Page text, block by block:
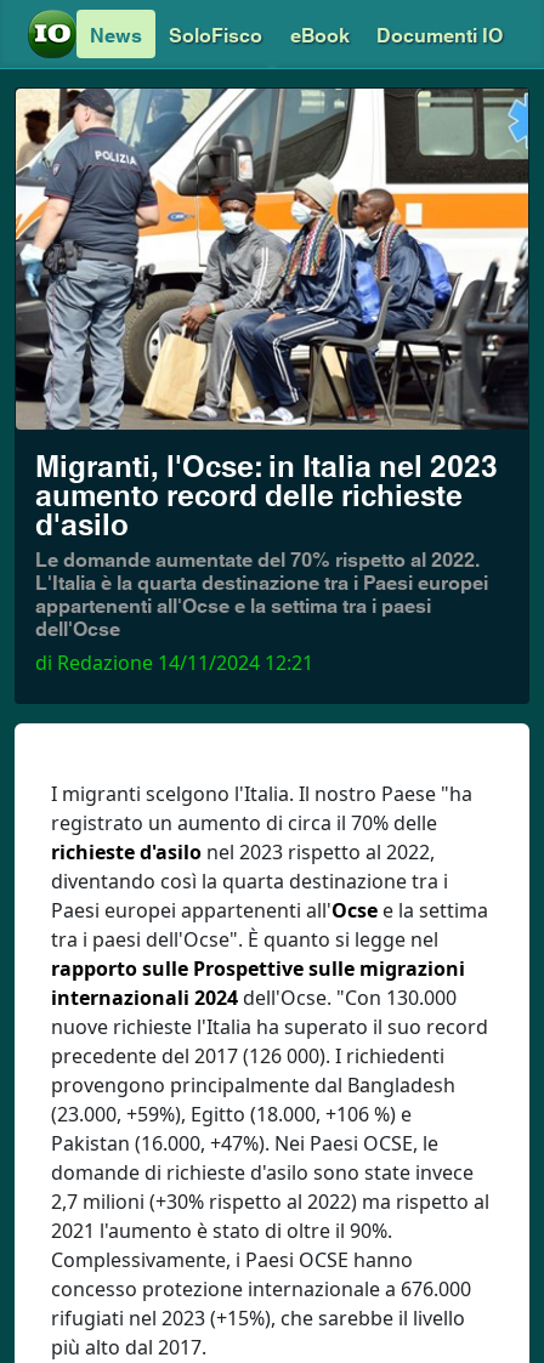
News SoloFisco eBook Documenti IO
Migranti, l'Ocse: in Italia nel 2023
aumento record delle richieste
d'asilo
Le domande aumentate del 70% rispetto al 2022.
L'Italia è la quarta destinazione tra i Paesi europei
appartenenti all'Ocse e la settima tra i paesi
dell'Ocse
di Redazione 14/11/2024 12:21
I migranti scelgono l'Italia. Il nostro Paese "ha
registrato un aumento di circa il 70% delle
richieste d'asilo nel 2023 rispetto al 2022,
diventando così la quarta destinazione tra i
Paesi europei appartenenti all'Ocse e la settima
tra i paesi dell'Ocse". È quanto si legge nel
rapporto sulle Prospettive sulle migrazioni
internazionali 2024dell'Ocse. "Con 130.000
nuove richieste l'Italia ha superato il suo record
precedente del 2017 (126 000). I richiedenti
provengono principalmente dal Bangladesh
(23.000, +59%), Egitto (18.000, +106 %) e
Pakistan (16.000, +47%). Nei Paesi OCSE, le
domande di richieste d'asilo sono state invece
2,7 milioni (+30% rispetto al 2022) ma rispetto al
2021 l'aumento è stato di oltre il 90%.
Complessivamente, i Paesi OCSE hanno
concesso protezione internazionale a 676.000
rifugiati nel 2023 (+15%), che sarebbe il livello
più alto dal 2017.